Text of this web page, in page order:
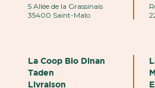
5 Allée de la Grassinais
35400 Saint-Malo
La Coop Bio Dinan
Taden
Livraison